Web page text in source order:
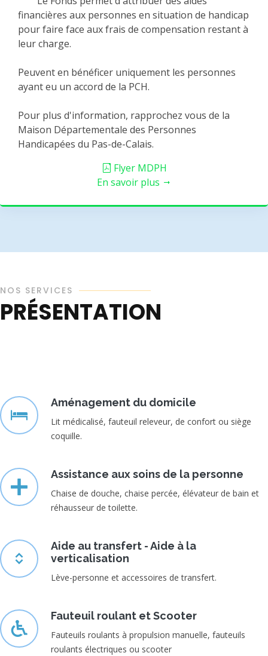
financières aux personnes en situation de handicap
pour faire face aux frais de compensation restant à
leur charge.
Peuvent en bénéficer uniquement les personnes
ayant eu un accord de la PCH.
Pour plus d'information, rapprochez vous de la
Maison Départementale des Personnes
Handicapées du Pas-de-Calais.
Flyer MDPH
En savoir plus
NOS SERVICES
PRÉSENTATION
Aménagement du domicile
Lit médicalisé, fauteuil releveur, de confort ou siège
coquille.
Assistance aux soins de la personne
Chaise de douche, chaise percée, élévateur de bain et
réhausseur de toilette.
Aide au transfert - Aide à la
verticalisation
Lève-personne et accessoires de transfert.
Fauteuil roulant et Scooter
Fauteuils roulants à propulsion manuelle, fauteuils
roulants électriques ou scooter